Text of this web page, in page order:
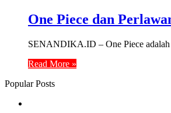
One Piece dan
SENANDIKA.ID – One Piece adalah
Read More »
Popular Posts